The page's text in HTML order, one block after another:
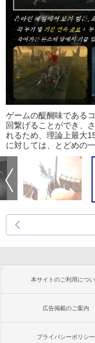
ゲームの醍醐味である
回繋げることができ、
れるため、理論上最大
に対しては、とどめの
本サイトのご利用につ
広告掲載のご案内
プライバシーポリシー